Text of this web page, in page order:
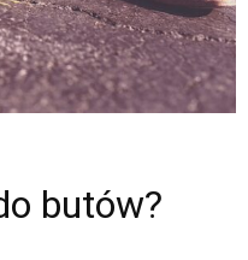
butów?